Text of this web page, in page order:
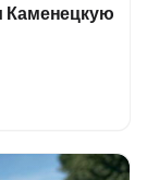
Каменецкую